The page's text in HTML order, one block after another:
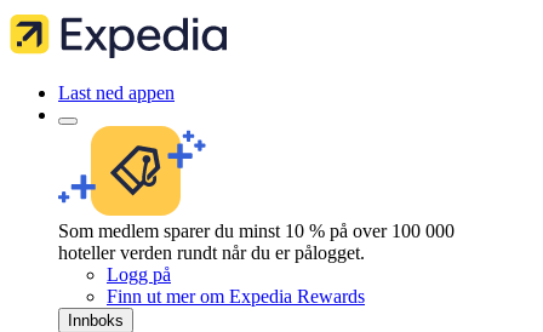
Last ned appen
Som medlem sparer du minst 10 % på over 100 000
hoteller verden rundt når du er pålogget.
Logg på
Finn ut mer om Expedia Rewards
Innboks